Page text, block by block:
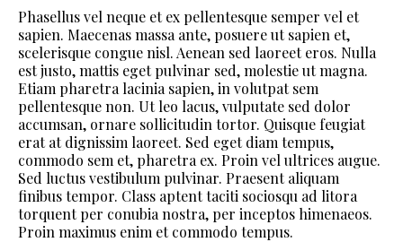
Phasellus vel neque et ex pellentesque semper vel et
sapien. Maecenas massa ante, posuere ut sapien et,
scelerisque congue nisl. Aenean sed laoreet eros. Nulla
est justo, mattis eget pulvinar sed, molestie ut magna.
Etiam pharetra lacinia sapien, in volutpat sem
pellentesque non. Ut leo lacus, vulputate sed dolor
accumsan, ornare sollicitudin tortor. Quisque feugiat
erat at dignissim laoreet. Sed eget diam tempus,
commodo sem et, pharetra ex. Proin vel ultrices augue.
Sed luctus vestibulum pulvinar. Praesent aliquam
finibus tempor. Class aptent taciti sociosqu ad litora
torquent per conubia nostra, per inceptos himenaeos.
Proin maximus enim et commodo tempus.